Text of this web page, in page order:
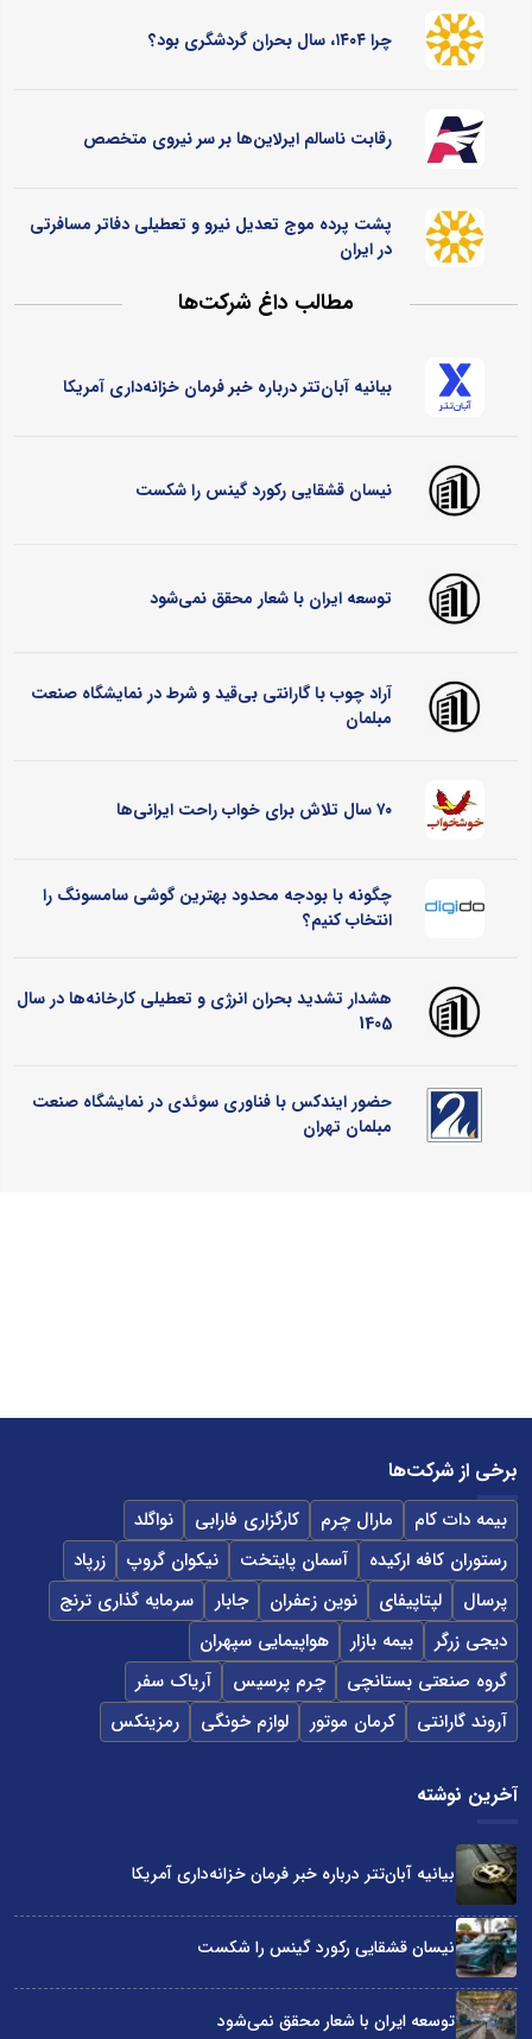
چرا ۱۴۰۴، سال بحران گردشگری بود؟
رقابت ناسالم ایرلاین‌ها بر سر نیروی متخصص
پشت پرده موج تعدیل نیرو و تعطیلی دفاتر مسافرتی
در ایران
مطالب داغ شرکت‌ها
بیانیه آبان‌تتر درباره خبر فرمان خزانه‌داری آمریکا
نیسان قشقایی رکورد گینس را شکست
توسعه ایران با شعار محقق نمی‌شود
آراد چوب با گارانتی بی‌قید و شرط در نمایشگاه صنعت
مبلمان
۷۰ سال تلاش برای خواب راحت ایرانی‌ها
چگونه با بودجه محدود بهترین گوشی سامسونگ را
انتخاب کنیم؟
هشدار تشدید بحران انرژی و تعطیلی کارخانه‌ها در سال
1405
حضور ایندکس با فناوری سوئدی در نمایشگاه صنعت
مبلمان تهران
برخی از شرکت‌ها
بیمه دات کام مارال چرم کارگزاری فارابی
نواگلد
رستوران کافه ارکیده
آسمان پایتخت نیکوان گروپ
زرپاد
پرسال
لپتاپیفای نوین زعفران جابار
سرمایه گذاری ترنج
دیجی زرگر
بیمه بازار
هواپیمایی سپهران
گروه صنعتی بستانچی
چرم پرسیس
آریاک سفر
آروند گارانتی
کرمان موتور لوازم خونگی رمزینکس
آخرین نوشته
بیانیه آبان‌تتر درباره خبر فرمان خزانه‌داری آمریکا
نیسان قشقایی رکورد گینس را شکست
توسعه ایران با شعار محقق نمی‌شود